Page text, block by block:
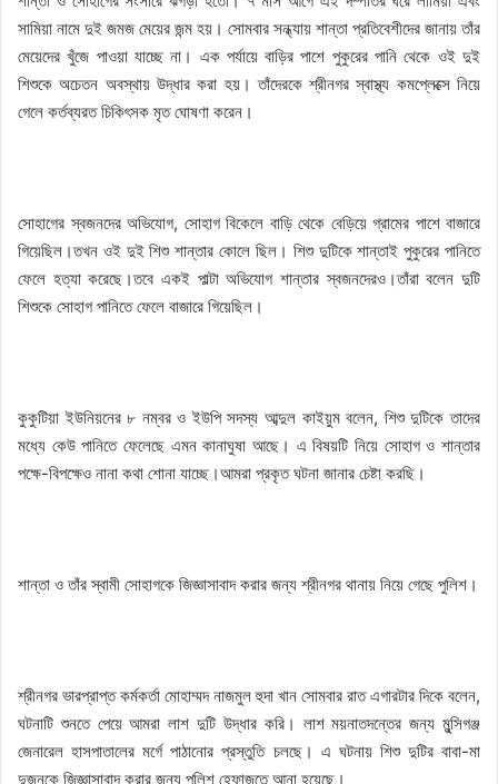
সামিয়া নামে দুই জমজ মেয়ের জন্ম হয়। সোমবার সন্ধ্যায় শান্তা প্রতিবেশীদের জানায় তাঁর
মেয়েদের খুঁজে পাওয়া যাচ্ছে না। এক পর্যায়ে বাড়ির পাশে পুকুরের পানি থেকে ওই দুই
শিশুকে অচেতন অবস্থায় উদ্ধার করা হয়। তাঁদেরকে শ্রীনগর স্বাস্থ্য কমপ্লেক্সে নিয়ে
গেলে কর্তব্যরত চিকিৎসক মৃত ঘোষণা করেন।
সোহাগের স্বজনদের অভিযোগ, সোহাগ বিকেলে বাড়ি থেকে বেড়িয়ে গ্রামের পাশে বাজারে
গিয়েছিল।তখন ওই দুই শিশু শান্তার কোলে ছিল। শিশু দুটিকে শান্তাই পুকুরের পানিতে
ফেলে হত্যা করেছে।তবে একই পাল্টা অভিযোগ শান্তার স্বজনদেরও।তাঁরা বলেন দুটি
শিশুকে সোহাগ পানিতে ফেলে বাজারে গিয়েছিল।
কুকুটিয়া ইউনিয়নের ৮ নম্বর ও ইউপি সদস্য আব্দুল কাইয়ুম বলেন, শিশু দুটিকে তাদের
মধ্যে কেউ পানিতে ফেলেছে এমন কানাঘুষা আছে। এ বিষয়টি নিয়ে সোহাগ ও শান্তার
পক্ষে-বিপক্ষেও নানা কথা শোনা যাচ্ছে।আমরা প্রকৃত ঘটনা জানার চেষ্টা করছি।
শান্তা ও তাঁর স্বামী সোহাগকে জিজ্ঞাসাবাদ করার জন্য শ্রীনগর থানায় নিয়ে গেছে পুলিশ।
শ্রীনগর ভারপ্রাপ্ত কর্মকর্তা মোহাম্মদ নাজমুল হুদা খান সোমবার রাত এগারটার দিকে বলেন,
ঘটনাটি শুনতে পেয়ে আমরা লাশ দুটি উদ্ধার করি। লাশ ময়নাতদন্তের জন্য মুন্সিগঞ্জ
জেনারেল হাসপাতালের মর্গে পাঠানোর প্রস্তুতি চলছে। এ ঘটনায় শিশু দুটির বাবা-মা
দুজনকে জিজ্ঞাসাবাদ করার জন্য পুলিশ হেফাজতে আনা হয়েছে।